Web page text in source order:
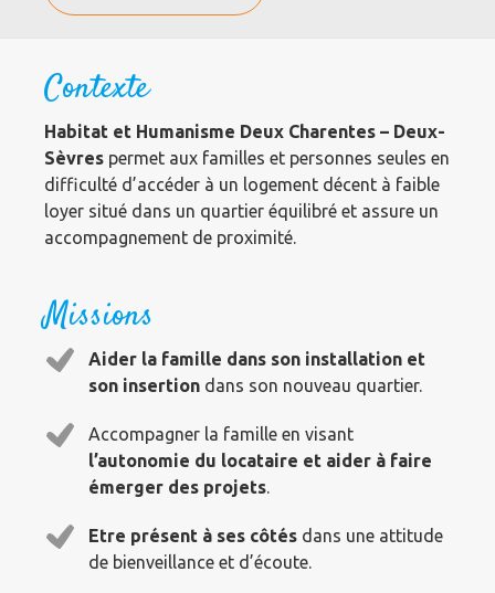
Contexte
Habitat et Humanisme Deux Charentes – Deux-
Sèvres permet aux familles et personnes seules en
difficulté d’accéder à un logement décent à faible
loyer situé dans un quartier équilibré et assure un
accompagnement de proximité.
Missions
Aider la famille dans son installation et
son insertion dans son nouveau quartier.
Accompagner la famille en visant
l’autonomie du locataire et aider à faire
émerger des projets.
Etre présent à ses côtés dans une attitude
de bienveillance et d’écoute.